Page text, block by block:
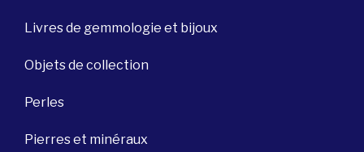
Livres de gemmologie et bijoux
Objets de collection
Perles
Pierres et minéraux